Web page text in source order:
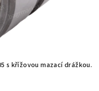
s křížovou mazací drážkou.